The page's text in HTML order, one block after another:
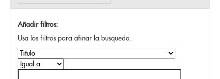
Añadir filtros:
Usa los filtros para afinar la busqueda.